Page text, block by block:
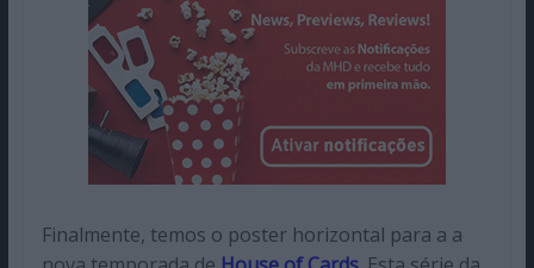
Finalmente, temos o poster horizontal para a a